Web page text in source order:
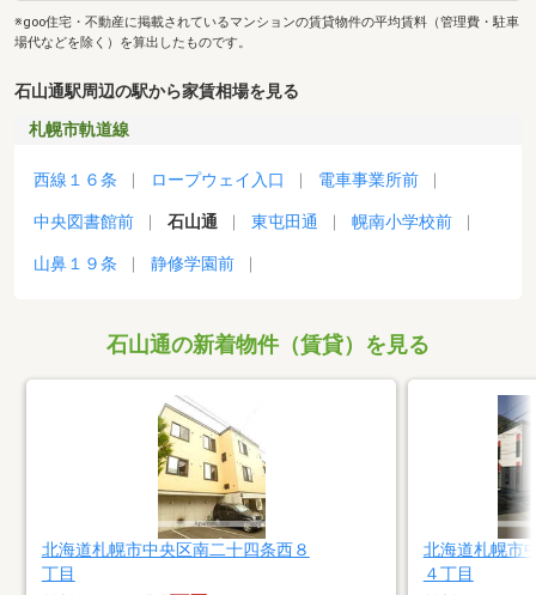
※goo住宅・不動産に掲載されているマンションの賃貸物件の平均賃料（管理費・駐車
場代などを除く）を算出したものです。
石山通駅周辺の駅から家賃相場を見る
札幌市軌道線
西線１６条 ロープウェイ入口 電車事業所前
中央図書館前 石山通 東屯田通 幌南小学校前
山鼻１９条 静修学園前
石山通の新着物件（賃貸）を見る
北海道札幌市中央区南二十四条西８
丁目
北海道札幌市
４丁目